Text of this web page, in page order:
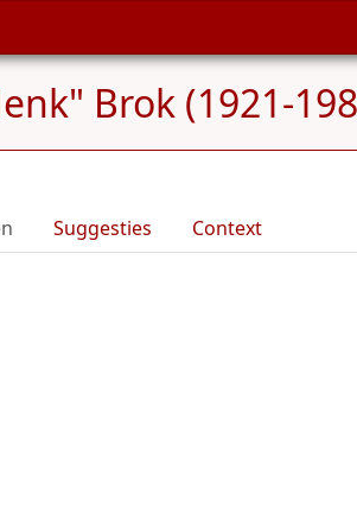
Brok (1921-
Suggesties Context